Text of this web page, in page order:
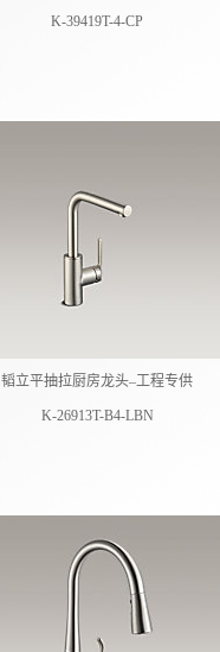
K-39419T-4-CP
韬立平抽拉厨房龙头–工程专供
K-26913T-B4-LBN